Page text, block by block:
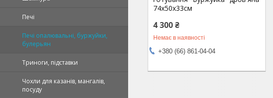
Печі
Печі опалювальні, буржуйки,
булерьян
Триноги, підставки
Чохли для казанів, мангалів,
посуду
74х50х33см
4 300 ₴
Немає в наявності
+380 (66) 861-04-04